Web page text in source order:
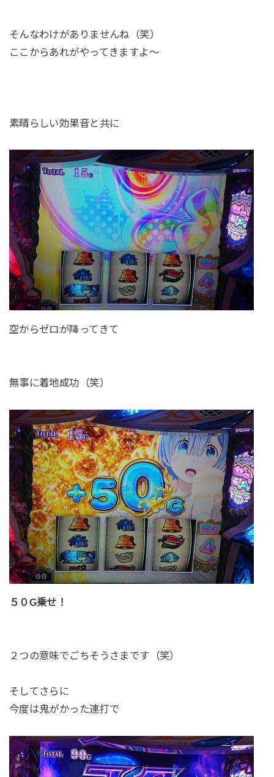
そんなわけがありませんね（笑）
ここからあれがやってきますよ～
素晴らしい効果音と共に
空からゼロが降ってきて
無事に着地成功（笑）
５０G乗せ！
２つの意味でごちそうさまです（笑）
そしてさらに
今度は鬼がかった連打で